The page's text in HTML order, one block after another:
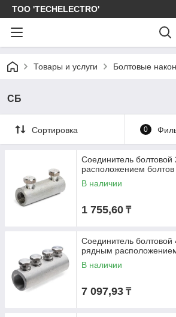
ТОО 'TECHELECTRO'
Товары и услуги Болтовые
СБ
Сортировка 0
Соединитель
расположением болтов
В наличии
1 755,60 ₸
Соединитель
рядным
В наличии
7 097,93 ₸